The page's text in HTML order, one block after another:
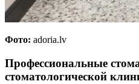
Фото: adoria.lv
Профессиональные
стоматологической